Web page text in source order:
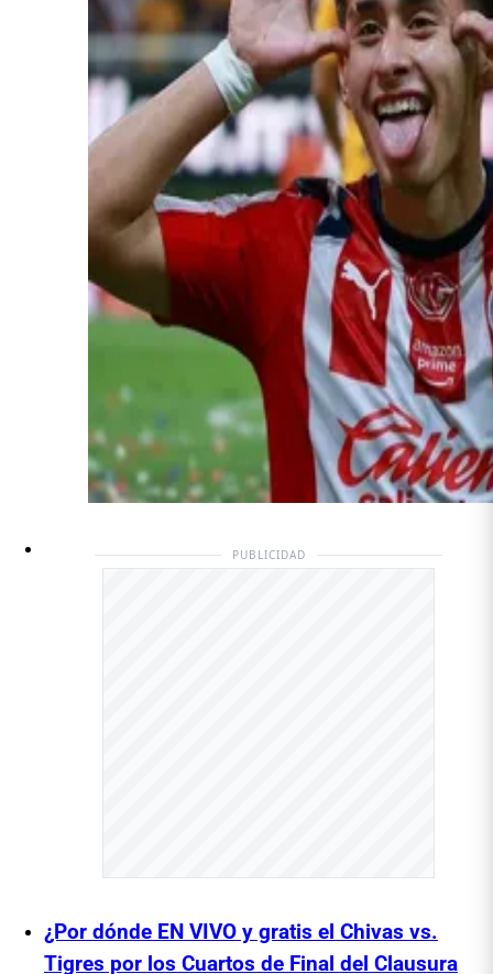
PUBLICIDAD
¿Por dónde EN VIVO y gratis el Chivas vs.
Tigres por los Cuartos de Final del Clausura